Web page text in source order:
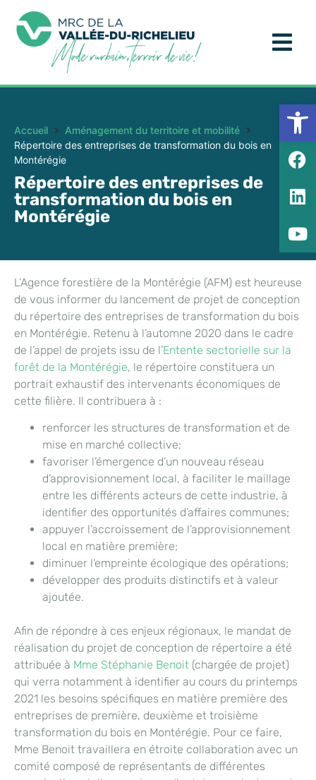
Accueil
Aménagement du territoire et mobilité
Répertoire des entreprises de transformation du bois en
Montérégie
Répertoire des entreprises de
transformation du bois en
Montérégie
L’Agence forestière de la Montérégie (AFM) est heureuse
de vous informer du lancement de projet de conception
du répertoire des entreprises de transformation du bois
en Montérégie. Retenu à l’automne 2020 dans le cadre
de l’appel de projets issu de l’Entente sectorielle sur la
forêt de la Montérégie, le répertoire constituera un
portrait exhaustif des intervenants économiques de
cette filière. Il contribuera à :
renforcer les structures de transformation et de
mise en marché collective;
favoriser l’émergence d’un nouveau réseau
d’approvisionnement local, à faciliter le maillage
entre les différents acteurs de cette industrie, à
identifier des opportunités d’affaires communes;
appuyer l’accroissement de l’approvisionnement
local en matière première;
diminuer l’empreinte écologique des opérations;
développer des produits distinctifs et à valeur
ajoutée.
Afin de répondre à ces enjeux régionaux, le mandat de
réalisation du projet de conception de répertoire a été
attribuée à Mme Stéphanie Benoit (chargée de projet)
qui verra notamment à identifier au cours du printemps
2021 les besoins spécifiques en matière première des
entreprises de première, deuxième et troisième
transformation du bois en Montérégie. Pour ce faire,
Mme Benoit travaillera en étroite collaboration avec un
comité composé de représentants de différentes